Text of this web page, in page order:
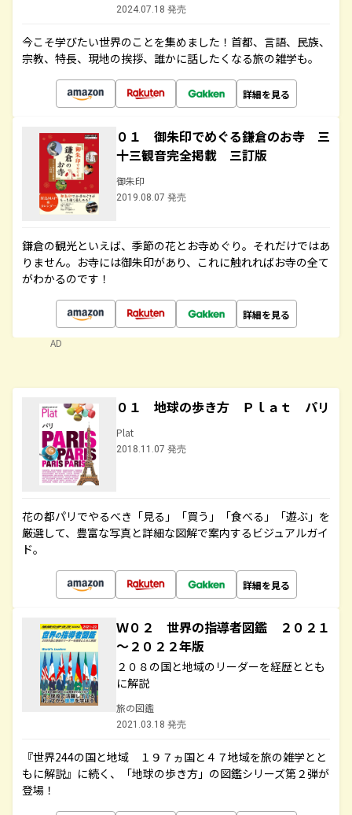
2024.07.18 発売
今こそ学びたい世界のことを集めました！首都、言語、民族、
宗教、特長、現地の挨拶、誰かに話したくなる旅の雑学も。
詳細を見る
０１ 御朱印でめぐる鎌倉のお寺 三
十三観音完全掲載 三訂版
御朱印
2019.08.07 発売
鎌倉の観光といえば、季節の花とお寺めぐり。それだけではあ
りません。お寺には御朱印があり、これに触れればお寺の全て
がわかるのです！
詳細を見る
AD
０１ 地球の歩き方 Ｐｌａｔ パリ
Plat
2018.11.07 発売
花の都パリでやるべき「見る」「買う」「食べる」「遊ぶ」を
厳選して、豊富な写真と詳細な図解で案内するビジュアルガイ
ド。
詳細を見る
Ｗ０２ 世界の指導者図鑑 ２０２１
～２０２２年版
２０８の国と地域のリーダーを経歴ととも
に解説
旅の図鑑
2021.03.18 発売
『世界244の国と地域 １９７ヵ国と４７地域を旅の雑学とと
もに解説』に続く、「地球の歩き方」の図鑑シリーズ第２弾が
登場！